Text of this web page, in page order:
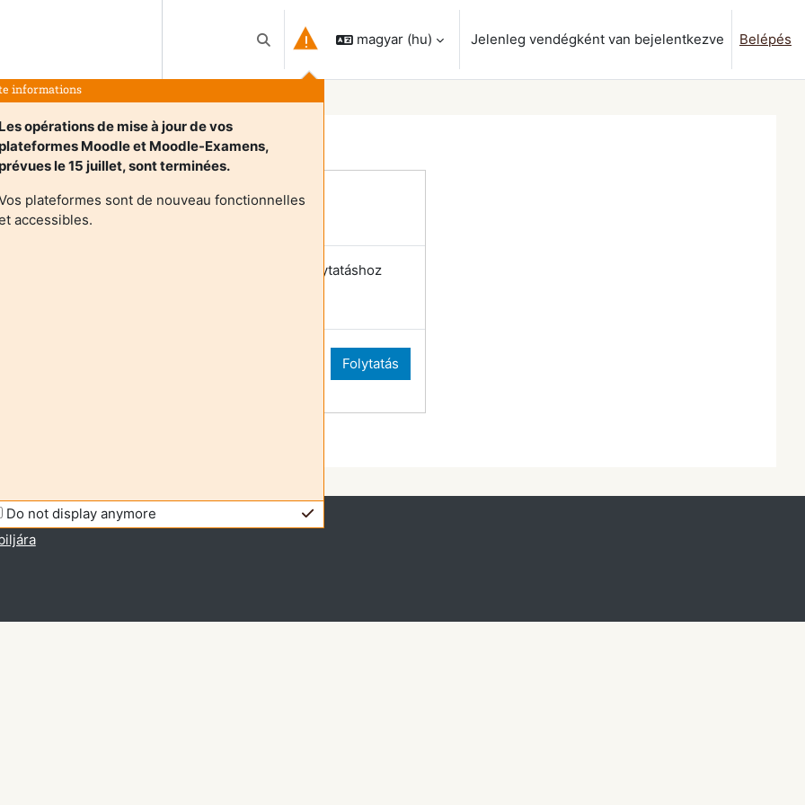
Keresési bemeneti adatok váltása
informations
Les opérations de mise à jour de vos
Moodle et Moodle-Examens,
le 15 juillet, sont terminées.
plateformes sont de nouveau fonctionnelles
accessibles.
Do not display anymore
magyar ‎(hu)‎ Jelenleg vendégként van bejelentkezve Belépés
Login required
Vendégek nem érik el a felhasználói profilokat. A folytatáshoz
Folytatás
( Belépés)